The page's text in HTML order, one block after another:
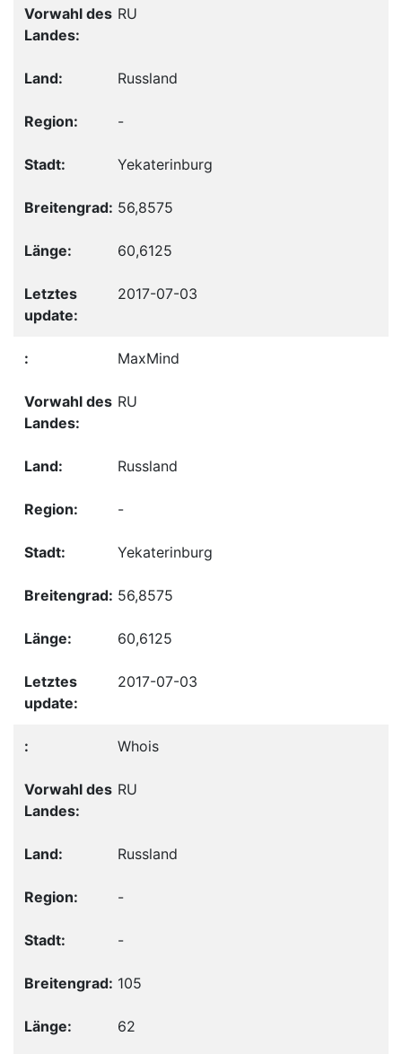
RU
Russland
-
Yekaterinburg
56,8575
60,6125
2017-07-03
MaxMind
RU
Russland
-
Yekaterinburg
56,8575
60,6125
2017-07-03
Whois
RU
Russland
-
-
105
62